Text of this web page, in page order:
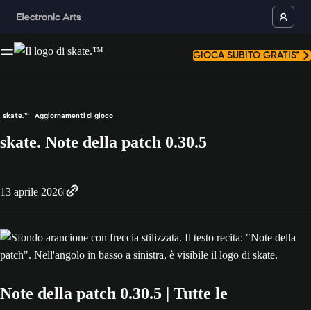
GIOCA SUBITO GRATIS*
skate.™ Aggiornamenti di gioco
skate. Note della patch 0.30.5
13 aprile 2026
Note della patch 0.30.5 | Tutte le